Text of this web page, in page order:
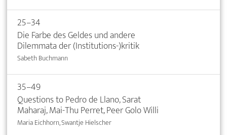
25–34
Die Farbe des Geldes und andere
Dilemmata der (Institutions-)kritik
Sabeth Buchmann
35–49
Questions to Pedro de Llano, Sarat
Maharaj, Mai-Thu Perret, Peer Golo Willi
Maria Eichhorn, Swantje Hielscher